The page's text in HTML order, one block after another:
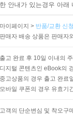
안내가 있는경우 아
마이페이지 > 반품/교환 신
판매자 배송 상품은 판매자
출고 완료 후 10일 이내의
디지털 콘텐츠인 eBook의
중고상품의 경우 출고 완료
모바일 쿠폰의 경우 유효기
고객의 단순변심 및 착오구